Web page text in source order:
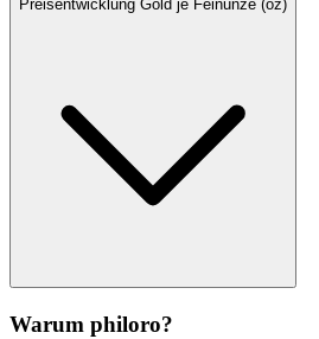
Preisentwicklung Gold je Feinunze (oz)
Warum philoro?